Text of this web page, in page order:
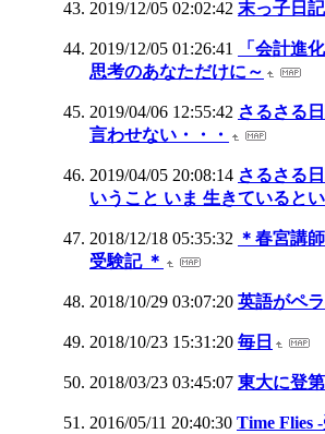
2019/12/05 02:02:42 末っ子日記
2019/12/05 01:26:41
「会計進
思考のあなただけに～
2019/04/06 12:55:42 さるさる
言わせない・・・
2019/04/05 20:08:14 さるさる
いうこと いま 生きていると
2018/12/18 05:35:32 ＊春宮講
受験記 ＊
2018/10/29 03:07:20 英語がペ
2018/10/23 15:31:20 毎日
2018/03/23 03:45:07 東大に登
2016/05/11 20:40:30 Time Flies